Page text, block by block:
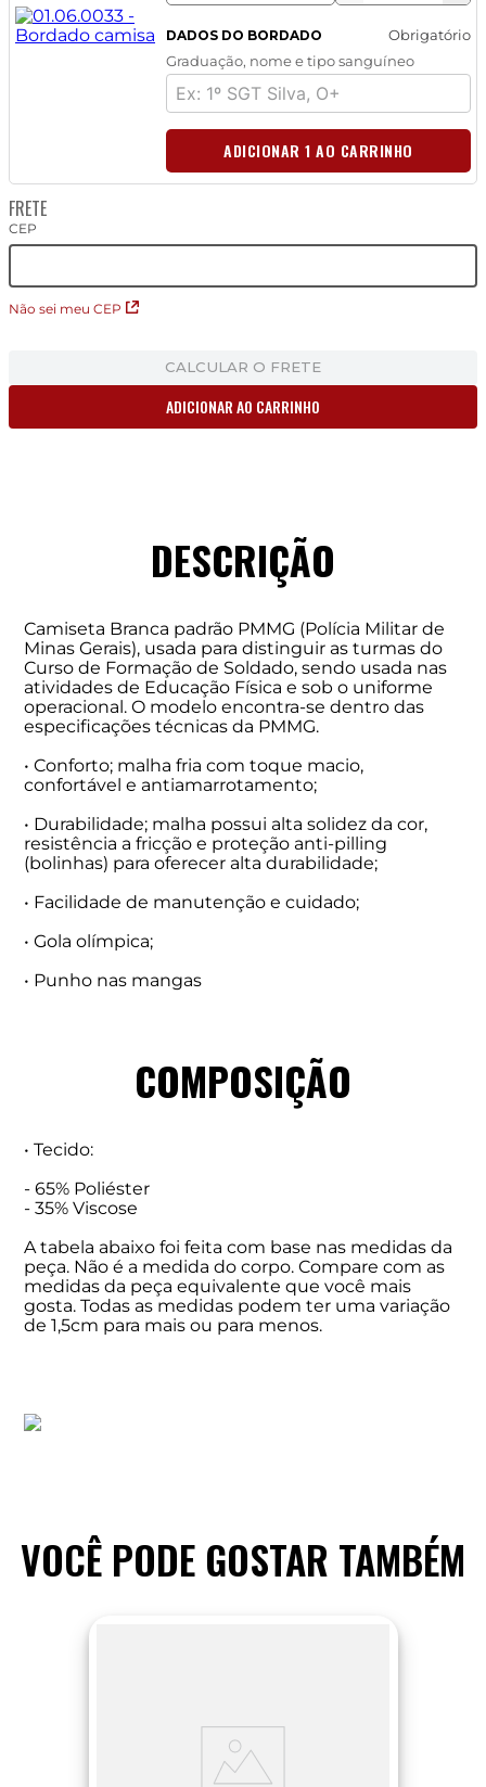
DADOS DO BORDADO
Obrigatório
Graduação, nome e tipo sanguíneo
ADICIONAR 1 AO CARRINHO
FRETE
CEP
Não sei meu CEP
CALCULAR O FRETE
ADICIONAR AO CARRINHO
DESCRIÇÃO
Camiseta Branca padrão PMMG (Polícia Militar de
Minas Gerais), usada para distinguir as turmas do
Curso de Formação de Soldado, sendo usada nas
atividades de Educação Física e sob o uniforme
operacional. O modelo encontra-se dentro das
especificações técnicas da PMMG.
• Conforto; malha fria com toque macio,
confortável e antiamarrotamento;
• Durabilidade; malha possui alta solidez da cor,
resistência a fricção e proteção anti-pilling
(bolinhas) para oferecer alta durabilidade;
• Facilidade de manutenção e cuidado;
• Gola olímpica;
• Punho nas mangas
COMPOSIÇÃO
• Tecido:
- 65% Poliéster
- 35% Viscose
A tabela abaixo foi feita com base nas medidas da
peça. Não é a medida do corpo. Compare com as
medidas da peça equivalente que você mais
gosta. Todas as medidas podem ter uma variação
de 1,5cm para mais ou para menos.
VOCÊ PODE GOSTAR TAMBÉM